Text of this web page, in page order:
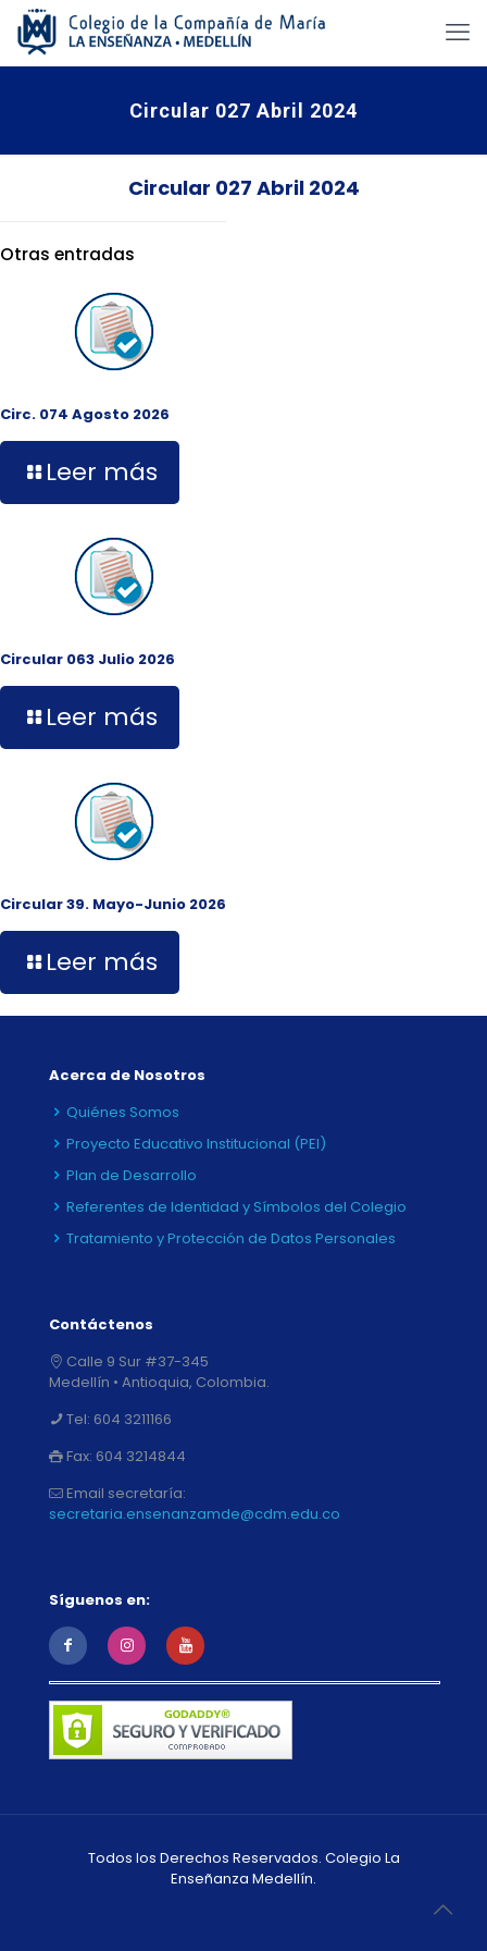
Circular 027 Abril 2024
Circular 027 Abril 2024
Otras entradas
Circ. 074 Agosto 2026
Leer más
Circular 063 Julio 2026
Leer más
Circular 39. Mayo-Junio 2026
Leer más
Acerca de Nosotros
Quiénes Somos
Proyecto Educativo Institucional (PEI)
Plan de Desarrollo
Referentes de Identidad y Símbolos del Colegio
Tratamiento y Protección de Datos Personales
Contáctenos
Calle 9 Sur #37-345
Medellín • Antioquia, Colombia.
Tel: 604 3211166
Fax: 604 3214844
Email secretaría:
secretaria.ensenanzamde@cdm.edu.co
Síguenos en:
Todos los Derechos Reservados. Colegio La
Enseñanza Medellín.